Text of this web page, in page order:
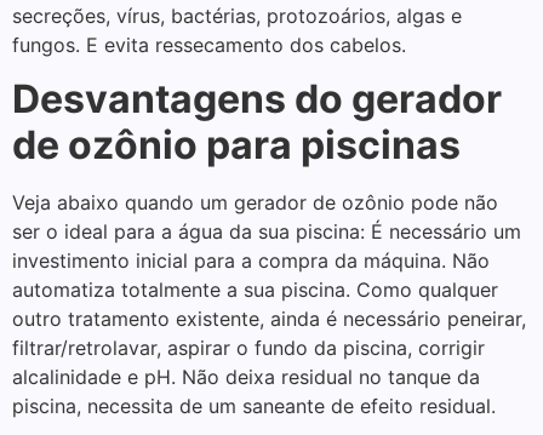
secreções, vírus, bactérias, protozoários, algas e
fungos. E evita ressecamento dos cabelos.
Desvantagens do gerador
de ozônio para piscinas
Veja abaixo quando um gerador de ozônio pode não
ser o ideal para a água da sua piscina: É necessário um
investimento inicial para a compra da máquina. Não
automatiza totalmente a sua piscina. Como qualquer
outro tratamento existente, ainda é necessário peneirar,
filtrar/retrolavar, aspirar o fundo da piscina, corrigir
alcalinidade e pH. Não deixa residual no tanque da
piscina, necessita de um saneante de efeito residual.